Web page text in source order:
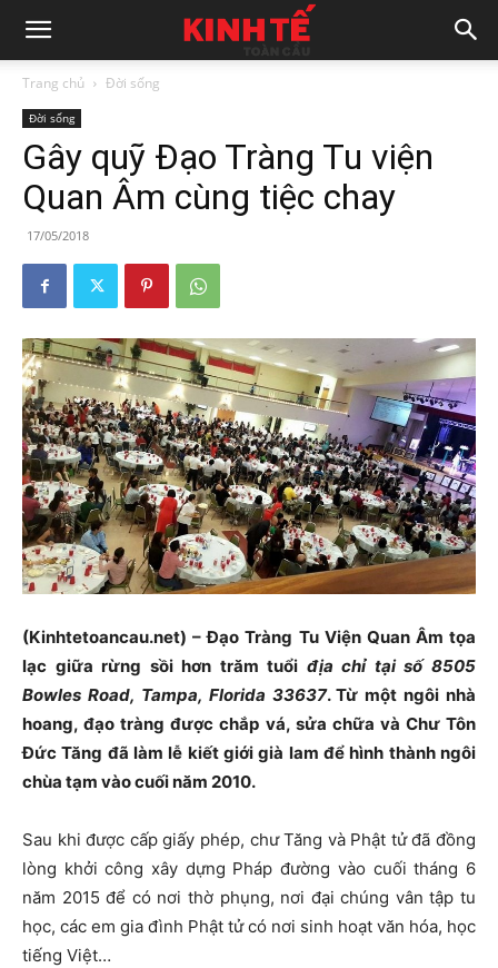
Trang chủ Đời sống
Đời sống
Gây quỹ Đạo Tràng Tu viện
Quan Âm cùng tiệc chay
17/05/2018
(Kinhtetoancau.net) – Đạo Tràng Tu Viện Quan Âm tọa
lạc giữa rừng sồi hơn trăm tuổi địa chỉ tại số 8505
Bowles Road, Tampa, Florida 33637. Từ một ngôi nhà
hoang, đạo tràng được chắp vá, sửa chữa và Chư Tôn
Đức Tăng đã làm lễ kiết giới già lam để hình thành ngôi
chùa tạm vào cuối năm 2010.
Sau khi được cấp giấy phép, chư Tăng và Phật tử đã đồng
lòng khởi công xây dựng Pháp đường vào cuối tháng 6
năm 2015 để có nơi thờ phụng, nơi đại chúng vân tập tu
học, các em gia đình Phật tử có nơi sinh hoạt văn hóa, học
tiếng Việt…